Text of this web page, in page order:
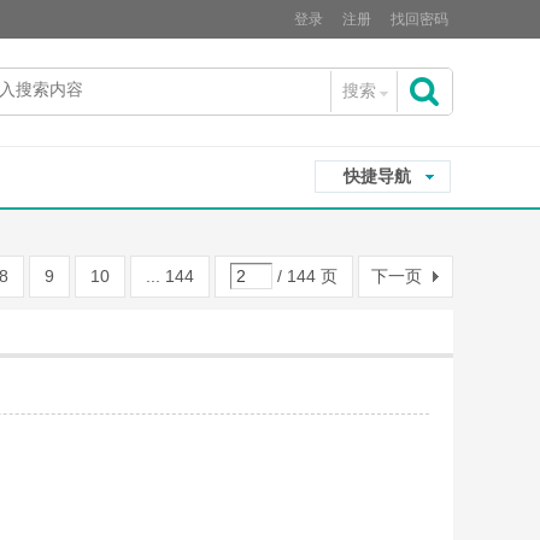
登录 注册 找回密码
搜索
快捷导航
8 9 10 ... 144 / 144 页 下一页